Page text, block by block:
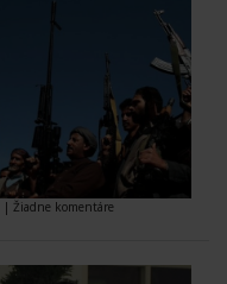
| Žiadne komentáre